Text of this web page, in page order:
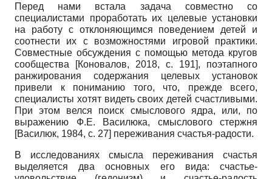
Перед нами встала задача совместно со
специалистами проработать их целевые установки
на работу с отклоняющимся поведением детей и
соотнести их с возможностями игровой практики.
Совместные обсуждения с помощью метода кругов
сообщества
[Коновалов, 2018, с. 191], поэтапного
ранжирования содержания целевых установок
привели к пониманию того, что, прежде всего,
специалисты хотят видеть своих детей счастливыми.
При этом велся поиск смыслового ядра, или, по
выражению Ф.Е. Василюка, смыслового стержня
[Василюк, 1984, с. 27] переживания счастья-радости.
В исследованиях смысла переживания счастья
выделяется два основных его вида: счастье-